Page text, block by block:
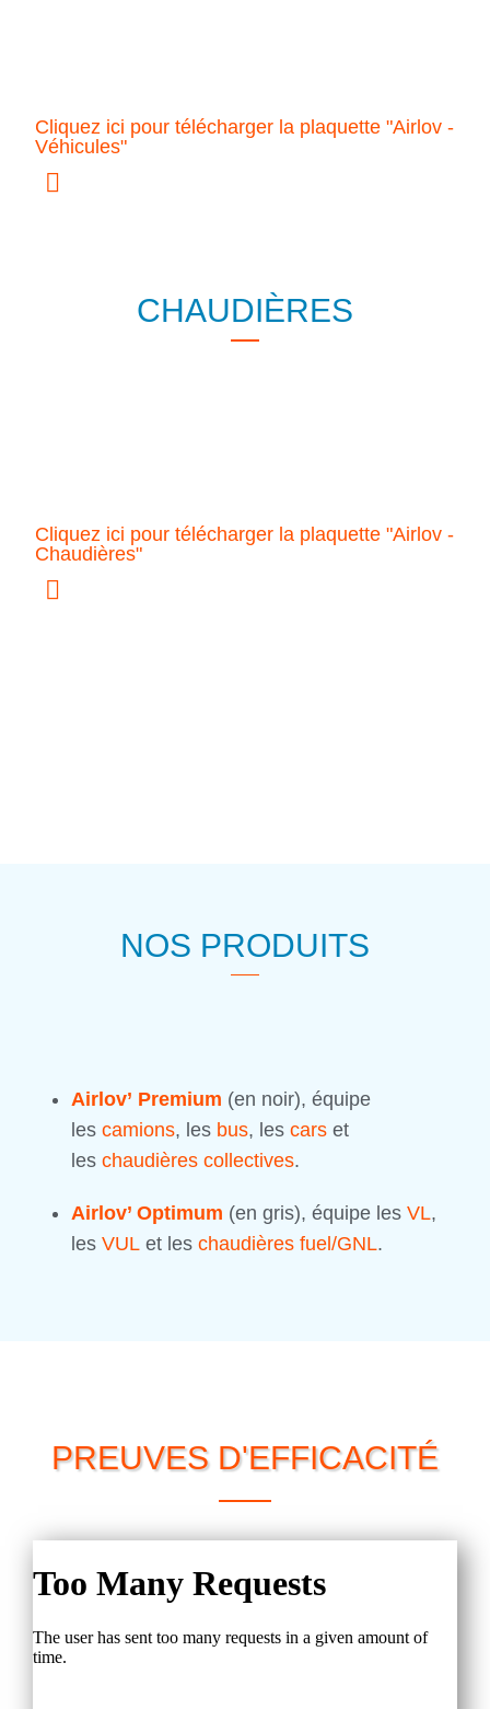
Cliquez ici pour télécharger la plaquette "Airlov -
Véhicules"
CHAUDIÈRES
Cliquez ici pour télécharger la plaquette "Airlov -
Chaudières"
NOS PRODUITS
Airlov’ Premium (en noir), équipe
les camions, les bus, les cars et
les chaudières collectives.
Airlov’ Optimum (en gris), équipe les VL,
les VUL et les chaudières fuel/GNL.
PREUVES D'EFFICACITÉ